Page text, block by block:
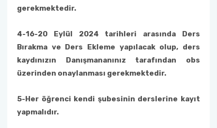
gerekmektedir.
4-16-20 Eylül 2024 tarihleri arasında Ders
Bırakma ve Ders Ekleme yapılacak olup, ders
kaydınızın Danışmananınız tarafından obs
üzerinden onaylanması gerekmektedir.
5-Her öğrenci kendi şubesinin derslerine kayıt
yapmalıdır.